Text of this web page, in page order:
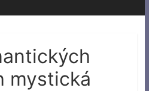
mystická